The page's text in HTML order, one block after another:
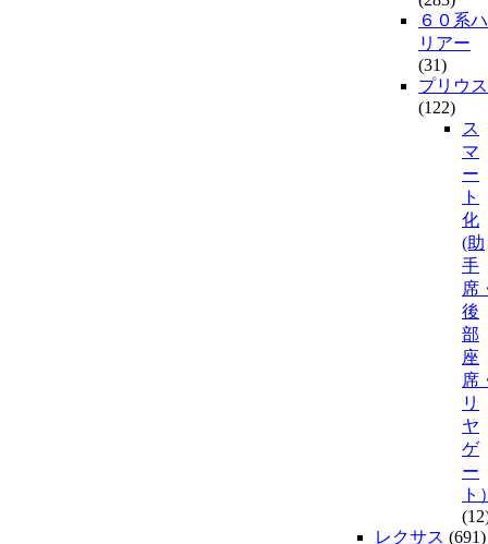
６０系ハ
リアー
(31)
プリウス
(122)
ス
マ
ー
ト
化
(助
手
席
後
部
座
席
リ
ヤ
ゲ
ー
ト
レクサス (691)